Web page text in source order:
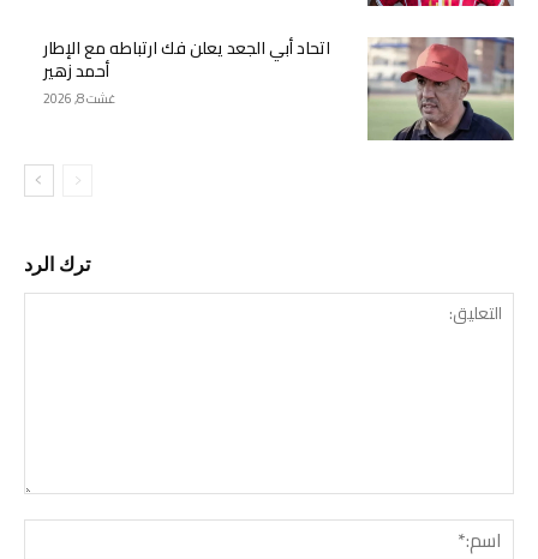
اتحاد أبي الجعد يعلن فك ارتباطه مع الإطار
أحمد زهير
غشت 8, 2026
ترك الرد